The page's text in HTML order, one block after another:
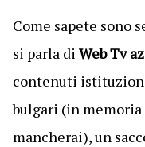
Come sapete sono
si parla di Web Tv
contenuti
bulgari (in memoria
mancherai), un